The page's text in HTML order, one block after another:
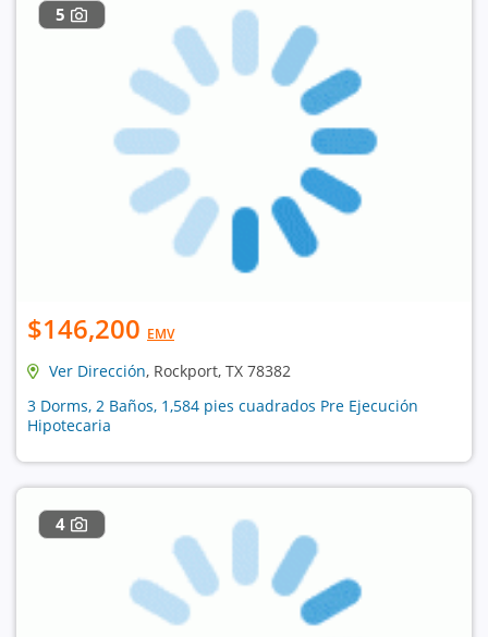
5
$146,200 EMV
Ver Dirección, Rockport, TX 78382
3 Dorms, 2 Baños, 1,584 pies cuadrados Pre Ejecución
Hipotecaria
4